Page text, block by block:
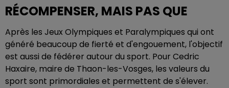
RÉCOMPENSER, MAIS PAS QUE
Après les Jeux Olympiques et Paralympiques qui ont
généré beaucoup de fierté et d'engouement, l'objectif
est aussi de fédérer autour du sport. Pour Cedric
Haxaire, maire de Thaon-les-Vosges, les valeurs du
sport sont primordiales et permettent de s'élever.